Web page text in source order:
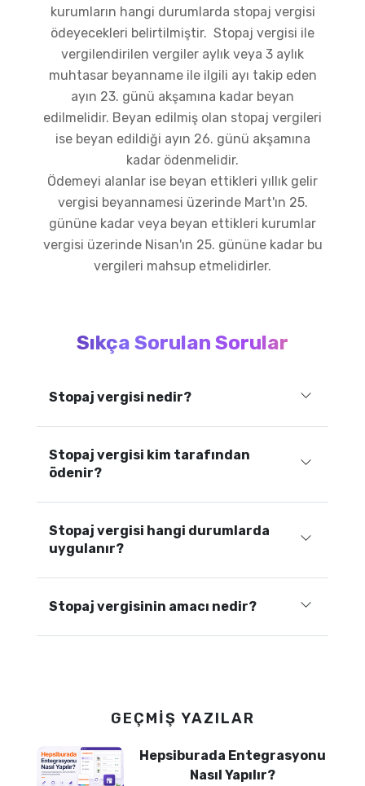
kurumların hangi durumlarda stopaj vergisi
ödeyecekleri belirtilmiştir. Stopaj vergisi ile
vergilendirilen vergiler aylık veya 3 aylık
muhtasar beyanname ile ilgili ayı takip eden
ayın 23. günü akşamına kadar beyan
edilmelidir. Beyan edilmiş olan stopaj vergileri
ise beyan edildiği ayın 26. günü akşamına
kadar ödenmelidir.
Ödemeyi alanlar ise beyan ettikleri yıllık gelir
vergisi beyannamesi üzerinde Mart'ın 25.
gününe kadar veya beyan ettikleri kurumlar
vergisi üzerinde Nisan'ın 25. gününe kadar bu
vergileri mahsup etmelidirler.
Sıkça Sorulan Sorular
Stopaj vergisi nedir?
Stopaj vergisi kim tarafından
ödenir?
Stopaj vergisi hangi durumlarda
uygulanır?
Stopaj vergisinin amacı nedir?
GEÇMIŞ YAZILAR
Hepsiburada Entegrasyonu
Nasıl Yapılır?